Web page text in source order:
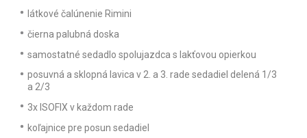
látkové čalúnenie Rimini
čierna palubná doska
samostatné sedadlo spolujazdca s lakťovou opierkou
posuvná a sklopná lavica v 2. a 3. rade sedadiel delená 1/3
a 2/3
3x ISOFIX v každom rade
koľajnice pre posun sedadiel